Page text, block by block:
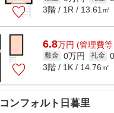
3階 / 1R / 13.61㎡
6.8万円 (管理費
敷金 0万円 礼金
3階 / 1K / 14.76㎡
コンフォルト日暮里